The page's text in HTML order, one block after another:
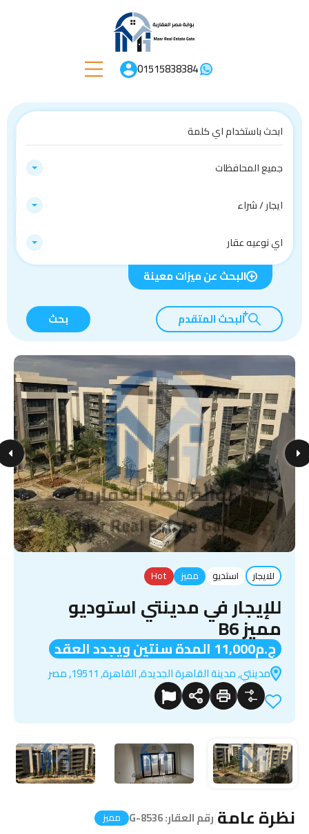
01515838384
جميع المحافظات
ايجار / شراء
اي نوعيه عقار
البحث عن ميزات معينة
البحث المتقدم بحث
للايجار استديو مميز Hot
للإيجار في مدينتي استوديو
مميز B6
ج.م11,000 المدة سنتين ويجدد العقد
مدينتي, مدينة القاهرة الجديدة, القاهرة, 19511, مصر
نظرة عامة رقم العقار:G-8536 مميز